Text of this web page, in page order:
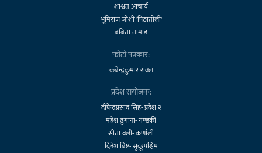
शाश्वत आचार्य
भूमिराज जोशी 'पिठातोली'
बबिता तामाङ
फोटो पत्रकार:
कबेन्द्रकुमार रावल
प्रदेश संयोजक:
दीपेन्द्रप्रसाद सिंह- प्रदेश २
महेश ढुंगाना- गण्डकी
सीता वली- कर्णाली
दिनेश बिष्ट- सुदूरपश्चिम